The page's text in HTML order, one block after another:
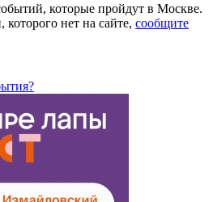
которые пройдут в Москве.
нет на сайте, сообщите